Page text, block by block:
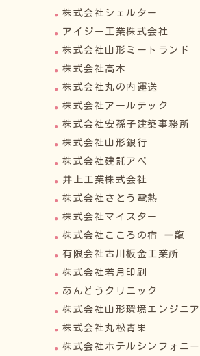
株式会社シェルター
アイジー工業株式会社
株式会社山形ミートランド
株式会社高木
株式会社丸の内運送
株式会社アールテック
株式会社安孫子建築事務所
株式会社山形銀行
株式会社建託アベ
井上工業株式会社
株式会社さとう電熱
株式会社マイスター
株式会社こころの宿 一龍
有限会社古川板金工業所
株式会社若月印刷
あんどうクリニック
株式会社山形環境エンジニ
株式会社丸松青果
株式会社ホテルシンフォニー